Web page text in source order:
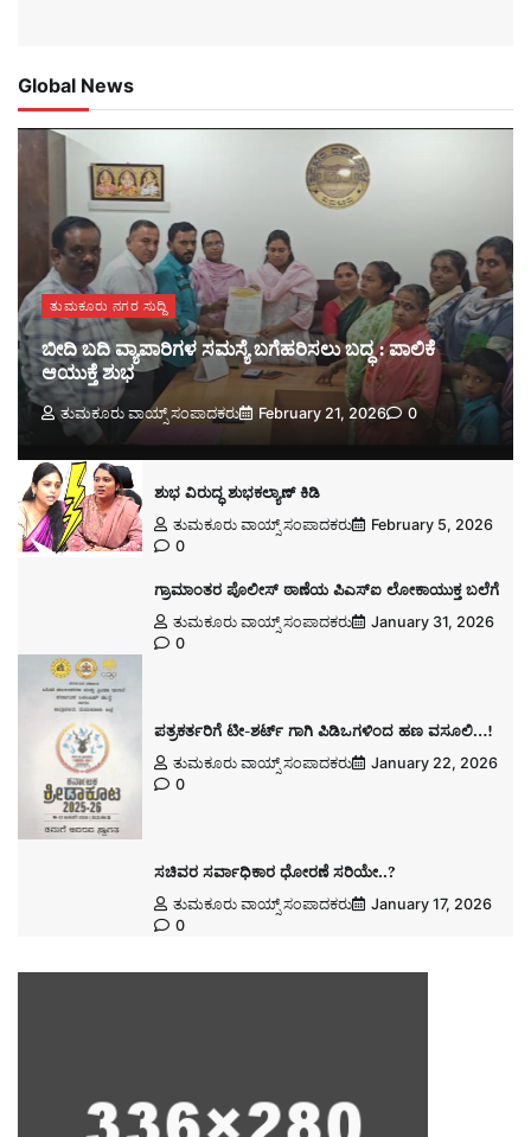
Global News
ತುಮಕೂರು ನಗರ ಸುದ್ದಿ
ಬೀದಿ ಬದಿ ವ್ಯಾಪಾರಿಗಳ ಸಮಸ್ಯೆ ಬಗೆಹರಿಸಲು ಬದ್ಧ : ಪಾಲಿಕೆ
ಆಯುಕ್ತೆ ಶುಭ
ತುಮಕೂರು ವಾಯ್ಸ್ ಸಂಪಾದಕರು February 21, 2026 0
ಶುಭ ವಿರುದ್ಧ ಶುಭಕಲ್ಯಾಣ್ ಕಿಡಿ
ತುಮಕೂರು ವಾಯ್ಸ್ ಸಂಪಾದಕರು
February 5, 2026
0
ಗ್ರಾಮಾಂತರ ಪೊಲೀಸ್ ಠಾಣೆಯ ಪಿಎಸ್ಐ ಲೋಕಾಯುಕ್ತ ಬಲೆಗೆ
ತುಮಕೂರು ವಾಯ್ಸ್ ಸಂಪಾದಕರು
January 31, 2026
0
ಪತ್ರಕರ್ತರಿಗೆ ಟೀ-ಶರ್ಟ್ ಗಾಗಿ ಪಿಡಿಒಗಳಿಂದ ಹಣ ವಸೂಲಿ…!
ತುಮಕೂರು ವಾಯ್ಸ್ ಸಂಪಾದಕರು
January 22, 2026
0
ಸಚಿವರ ಸರ್ವಾಧಿಕಾರ ಧೋರಣೆ ಸರಿಯೇ..?
ತುಮಕೂರು ವಾಯ್ಸ್ ಸಂಪಾದಕರು
January 17, 2026
0